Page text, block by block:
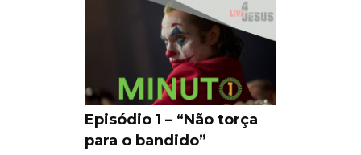
Episódio 1 – “Não torça
para o bandido”